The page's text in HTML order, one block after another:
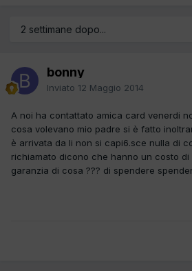
2 settimane dopo...
bonny
Inviato 12 Maggio 2014
A noi ha contattato amica card venerdi
cosa volevano mio padre si è fatto
è arrivata da li non si capi6.sce nulla di
richiamato dicono che hanno un costo di
garanzia di cosa ??? di spendere